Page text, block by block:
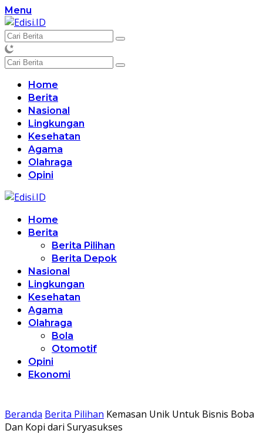
Langsung
ke
konten
Menu
Home
Berita
Nasional
Lingkungan
Kesehatan
Agama
Olahraga
Opini
Home
Berita
Berita Pilihan
Berita Depok
Nasional
Lingkungan
Kesehatan
Agama
Olahraga
Bola
Otomotif
Opini
Ekonomi
Beranda Berita Pilihan Kemasan Unik Untuk Bisnis Boba
Dan Kopi dari Suryasukses